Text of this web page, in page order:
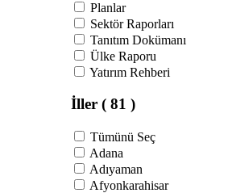
Planlar
Sektör Raporları
Tanıtım Dokümanı
Ülke Raporu
Yatırım Rehberi
İller ( 81 )
Tümünü Seç
Adana
Adıyaman
Afyonkarahisar